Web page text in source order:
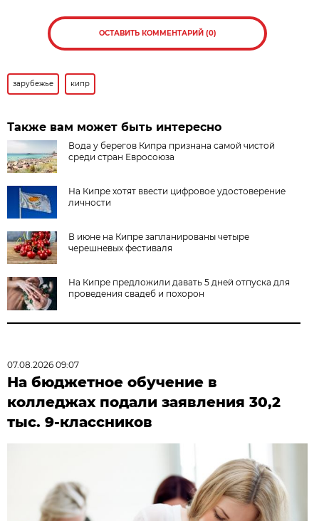
ОСТАВИТЬ КОММЕНТАРИЙ (0)
зарубежье кипр
Также вам может быть интересно
Вода у берегов Кипра признана самой чистой
среди стран Евросоюза
На Кипре хотят ввести цифровое удостоверение
личности
В июне на Кипре запланированы четыре
черешневых фестиваля
На Кипре предложили давать 5 дней отпуска для
проведения свадеб и похорон
07.08.2026 09:07
На бюджетное обучение в
колледжах подали заявления 30,2
тыс. 9-классников